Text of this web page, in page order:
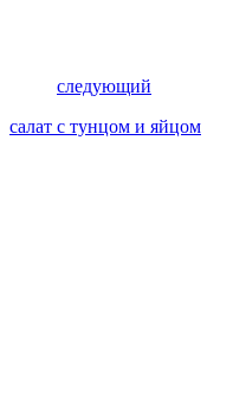
следующий
салат с тунцом и яйцом